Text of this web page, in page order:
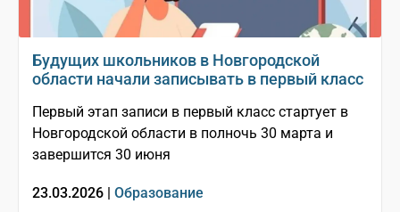
Будущих школьников в Новгородской
области начали записывать в первый класс
Первый этап записи в первый класс стартует в
Новгородской области в полночь 30 марта и
завершится 30 июня
23.03.2026 | Образование